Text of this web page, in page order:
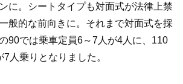
に。シートタイプも対面式が法律上禁
般的な前向きに。それまで対面式を採
90では乗車定員6～7人が4人に、110
人乗りとなりました。